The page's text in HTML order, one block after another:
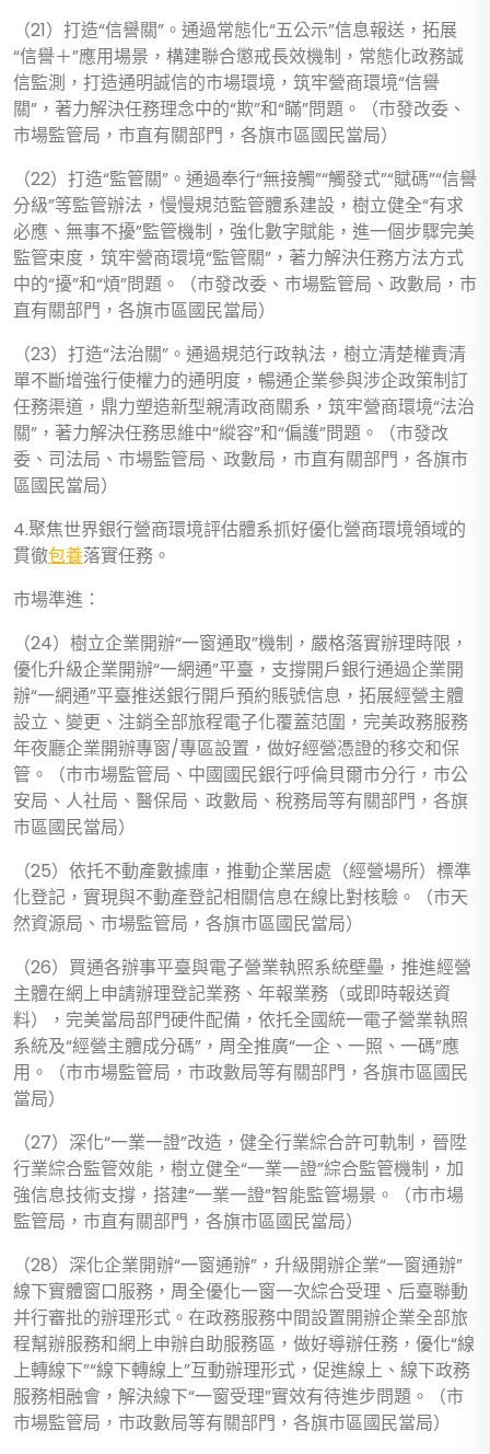
（21）打造“信譽關”。通過常態化“五公示”信息報送，拓展
“信譽＋”應用場景，構建聯合懲戒長效機制，常態化政務誠
信監測，打造通明誠信的市場環境，筑牢營商環境“信譽
關”，著力解決任務理念中的“欺”和“瞞”問題。（市發改委、
市場監管局，市直有關部門，各旗市區國民當局）
（22）打造“監管關”。通過奉行“無接觸”“觸發式”“賦碼”“信譽
分級”等監管辦法，慢慢規范監管體系建設，樹立健全“有求
必應、無事不擾”監管機制，強化數字賦能，進一個步驟完美
監管束度，筑牢營商環境“監管關”，著力解決任務方法方式
中的“擾”和“煩”問題。（市發改委、市場監管局、政數局，市
直有關部門，各旗市區國民當局）
（23）打造“法治關”。通過規范行政執法，樹立清楚權責清
單不斷增強行使權力的通明度，暢通企業參與涉企政策制訂
任務渠道，鼎力塑造新型親清政商關系，筑牢營商環境“法治
關”，著力解決任務思維中“縱容”和“偏護”問題。（市發改
委、司法局、市場監管局、政數局，市直有關部門，各旗市
區國民當局）
4.聚焦世界銀行營商環境評估體系抓好優化營商環境領域的
貫徹包養落實任務。
市場準進：
（24）樹立企業開辦“一窗通取”機制，嚴格落實辦理時限，
優化升級企業開辦“一網通”平臺，支撐開戶銀行通過企業開
辦“一網通”平臺推送銀行開戶預約賬號信息，拓展經營主體
設立、變更、注銷全部旅程電子化覆蓋范圍，完美政務服務
年夜廳企業開辦專窗/專區設置，做好經營憑證的移交和保
管。（市市場監管局、中國國民銀行呼倫貝爾市分行，市公
安局、人社局、醫保局、政數局、稅務局等有關部門，各旗
市區國民當局）
（25）依托不動產數據庫，推動企業居處（經營場所）標準
化登記，實現與不動產登記相關信息在線比對核驗。（市天
然資源局、市場監管局，各旗市區國民當局）
（26）買通各辦事平臺與電子營業執照系統壁壘，推進經營
主體在網上申請辦理登記業務、年報業務（或即時報送資
料），完美當局部門硬件配備，依托全國統一電子營業執照
系統及“經營主體成分碼”，周全推廣“一企、一照、一碼”應
用。（市市場監管局，市政數局等有關部門，各旗市區國民
當局）
（27）深化“一業一證”改造，健全行業綜合許可軌制，晉陞
行業綜合監管效能，樹立健全“一業一證”綜合監管機制，加
強信息技術支撐，搭建“一業一證”智能監管場景。（市市場
監管局，市直有關部門，各旗市區國民當局）
（28）深化企業開辦“一窗通辦”，升級開辦企業“一窗通辦”
線下實體窗口服務，周全優化一窗一次綜合受理、后臺聯動
并行審批的辦理形式。在政務服務中間設置開辦企業全部旅
程幫辦服務和網上申辦自助服務區，做好導辦任務，優化“線
上轉線下”“線下轉線上”互動辦理形式，促進線上、線下政務
服務相融會，解決線下“一窗受理”實效有待進步問題。（市
市場監管局，市政數局等有關部門，各旗市區國民當局）